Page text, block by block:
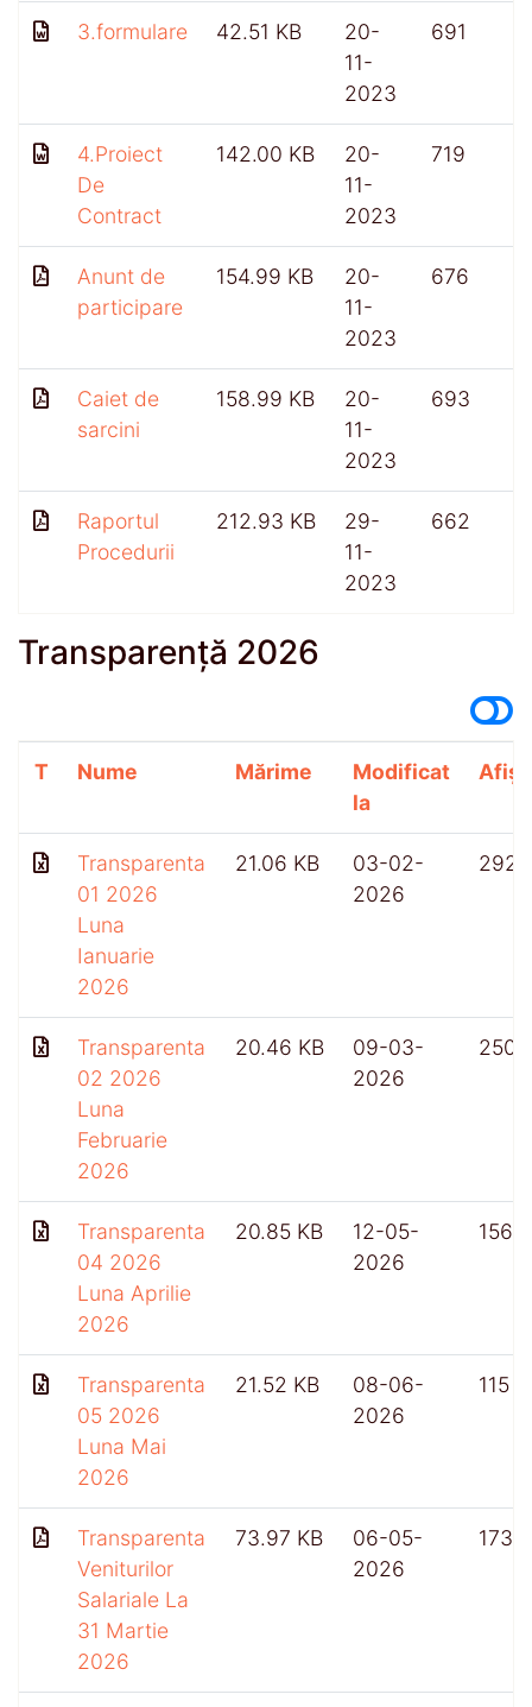
3.formulare 42.51 KB
20-
11-
2023
691
4.Proiect
De
Contract
142.00 KB
20-
11-
2023
719
Anunt de
participare
154.99 KB
20-
11-
2023
676
Caiet de
sarcini
158.99 KB
20-
11-
2023
693
Raportul
Procedurii
212.93 KB
29-
11-
2023
662
Transparență 2026
T Nume Mărime
Modificat
la
Transparenta
01 2026
Luna
Ianuarie
2026
21.06 KB
03-02-
2026
292
Transparenta
02 2026
Luna
Februarie
2026
20.46 KB
09-03-
2026
250
Transparenta
04 2026
Luna Aprilie
2026
20.85 KB
12-05-
2026
156
Transparenta
05 2026
Luna Mai
2026
21.52 KB
08-06-
2026
115
Transparenta
Veniturilor
Salariale La
31 Martie
2026
73.97 KB
06-05-
2026
173